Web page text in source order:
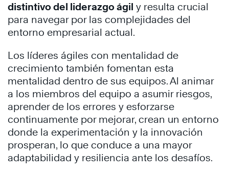
distintivo del liderazgo ágil y resulta crucial
para navegar por las complejidades del
entorno empresarial actual.
Los líderes ágiles con mentalidad de
crecimiento también fomentan esta
mentalidad dentro de sus equipos. Al animar
a los miembros del equipo a asumir riesgos,
aprender de los errores y esforzarse
continuamente por mejorar, crean un entorno
donde la experimentación y la innovación
prosperan, lo que conduce a una mayor
adaptabilidad y resiliencia ante los desafíos.